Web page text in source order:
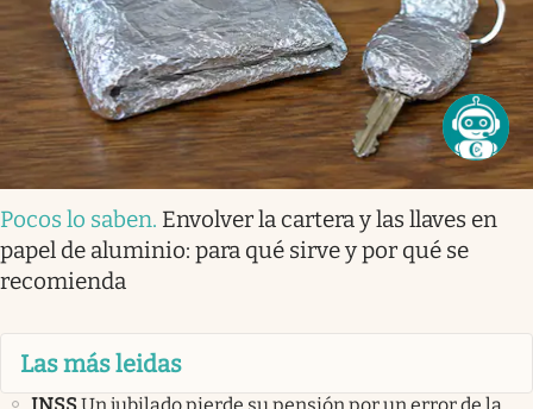
Pocos lo saben. Envolver la cartera y las llaves en
papel de aluminio: para qué sirve y por qué se
recomienda
Las más leidas